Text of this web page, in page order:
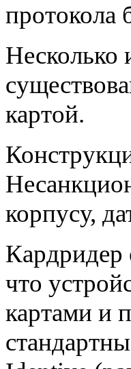
протокола
Несколько
картой.
корпусу,
Кардридер
что
картами и